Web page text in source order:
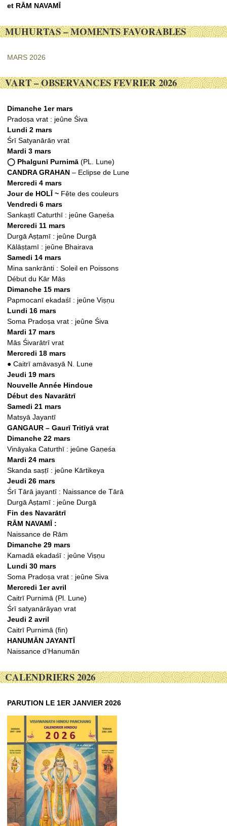
et RᾹM NAVAMĪ
MUHURTAS – MOMENTS FAVORABLES
MARS 2026
VART – OBSERVANCES FEVRIER 2026
Dimanche 1er mars
Pradoṣa vrat : jeûne Śiva
Lundi 2 mars
Śrī Satyanārāṇ vrat
Mardi 3 mars
◯ Phalgunī Purnimā(PL. Lune)
CANDRA GRAHAN – Eclipse de Lune
Mercredi 4 mars
Jour de HOLĪ ~ Fête des couleurs
Vendredi 6 mars
Sankaṣtī Caturthī : jeûne Gaṇeśa
Mercredi 11 mars
Durgā Aṣṭamī : jeûne Durgā
Kālāṣṭamī : jeûne Bhairava
Samedi 14 mars
Mina sankrānti : Soleil en Poissons
Début du Kār Mās
Dimanche 15 mars
Papmocanī ekadaśī : jeûne Viṣṇu
Lundi 16 mars
Soma Pradoṣa vrat : jeûne Śiva
Mardi 17 mars
Mās Śivarātrī vrat
Mercredi 18 mars
●Caitrī amāvasyā N. Lune
Jeudi 19 mars
Nouvelle Année Hindoue
Début des Navarātrī
Samedi 21 mars
Matsyā Jayantī
GANGAUR – Gaurī Tritīyā vrat
Dimanche 22 mars
Vināyaka Caturthī : jeûne Gaṇeśa
Mardi 24 mars
Skanda saṣṭī : jeûne Kārtikeya
Jeudi 26 mars
Śrī Tārā jayantī : Naissance de Tārā
Durgā Aṣṭamī : jeûne Durgā
Fin des Navarātrī
RĀM NAVAMĪ :
Naissance de Rām
Dimanche 29 mars
Kamadā ekadaśī : jeûne Viṣṇu
Lundi 30 mars
Soma Pradoṣa vrat : jeûne Siva
Mercredi 1er avril
Caitrī Purnimā (Pl. Lune)
Śrī satyanārāyaṇ vrat
Jeudi 2 avril
Caitrī Purnimā (fin)
HANUMĀN JAYANTĪ
Naissance d’Hanumān
CALENDRIERS 2026
PARUTION LE 1ER JANVIER 2026